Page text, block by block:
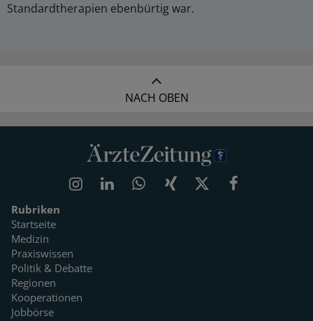
Standardtherapien ebenbürtig war.
NACH OBEN
Rubriken
Startseite
Medizin
Praxiswissen
Politik & Debatte
Regionen
Kooperationen
Jobbörse